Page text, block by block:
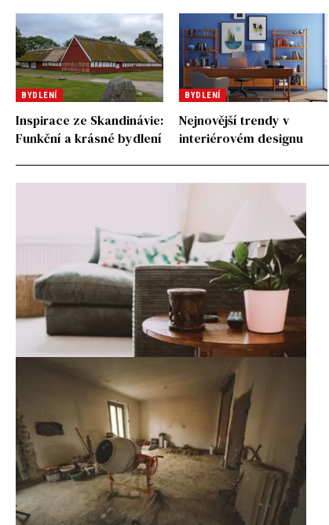
BYDLENÍ
Inspirace ze Skandinávie:
Funkční a krásné bydlení
BYDLENÍ
Nejnovější trendy v
interiérovém designu